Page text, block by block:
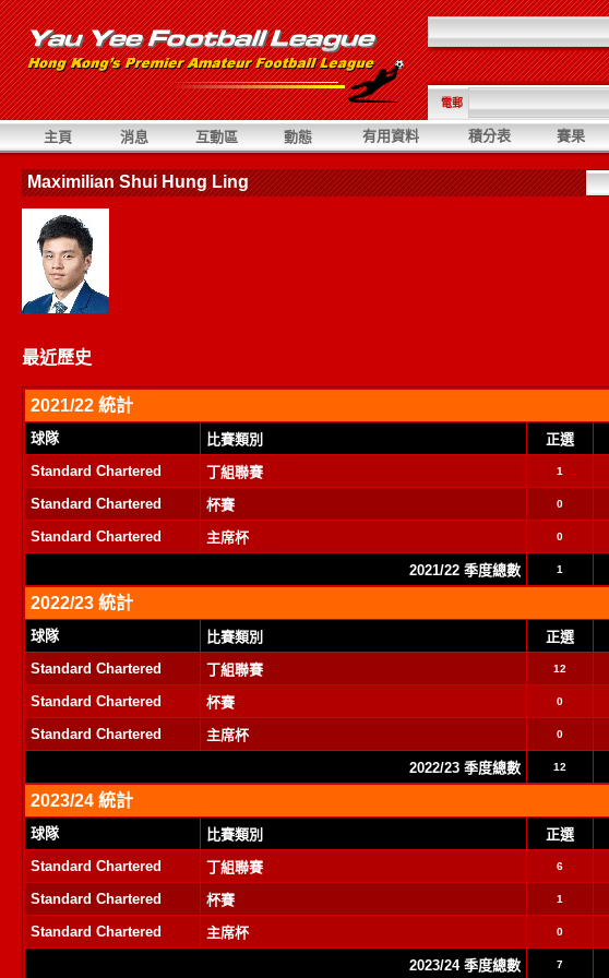
電郵
主頁 消息 互動區 動態 有用資料 積分表 賽果
Maximilian Shui Hung Ling
最近歷史
2021/22 統計
球隊 比賽類別 正選
Standard Chartered
丁組聯賽 1
Standard Chartered 杯賽 0
Standard Chartered 主席杯 0
2021/22 季度總數 1
2022/23 統計
球隊 比賽類別 正選
Standard Chartered
丁組聯賽 12
Standard Chartered 杯賽 0
Standard Chartered 主席杯 0
2022/23 季度總數 12
2023/24 統計
球隊 比賽類別 正選
Standard Chartered
丁組聯賽 6
Standard Chartered 杯賽 1
Standard Chartered 主席杯 0
2023/24 季度總數 7